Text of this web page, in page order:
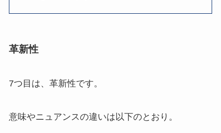
革新性
7つ目は、革新性です。
意味やニュアンスの違いは以下のとおり。